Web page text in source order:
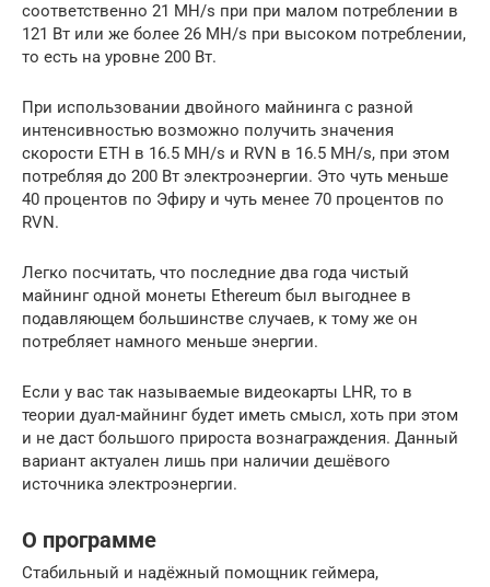
соответственно 21 MH/s при при малом потреблении в
121 Вт или же более 26 MH/s при высоком потреблении,
то есть на уровне 200 Вт.
При использовании двойного майнинга с разной
интенсивностью возможно получить значения
скорости ETH в 16.5 MH/s и RVN в 16.5 MH/s, при этом
потребляя до 200 Вт электроэнергии. Это чуть меньше
40 процентов по Эфиру и чуть менее 70 процентов по
RVN.
Легко посчитать, что последние два года чистый
майнинг одной монеты Ethereum был выгоднее в
подавляющем большинстве случаев, к тому же он
потребляет намного меньше энергии.
Если у вас так называемые видеокарты LHR, то в
теории дуал-майнинг будет иметь смысл, хоть при этом
и не даст большого прироста вознаграждения. Данный
вариант актуален лишь при наличии дешёвого
источника электроэнергии.
О программе
Стабильный и надёжный помощник геймера,